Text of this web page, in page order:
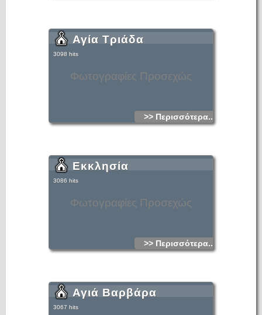
Φωτογραφίες Προσεχώς
Αγία Τριάδα
3098 hits
>> Περισσότερα...
Φωτογραφίες Προσεχώς
Εκκλησία
3086 hits
>> Περισσότερα...
Αγιά Βαρβάρα
3067 hits